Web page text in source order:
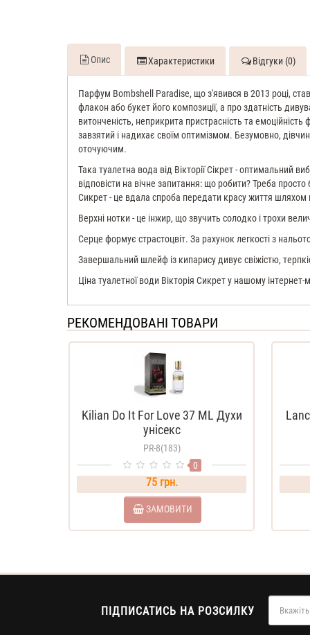
Опис Характеристики Відгуки (0)
Парфум Bombshell Paradise, що з'явився в 2013 році,
флакон або букет його композиції, а про здатність
витонченість, неприкрита пристрасність та
завзятий і надихає своїм оптимізмом. Безумовно,
оточуючим.
Така туалетна вода від Вікторії Сікрет - оптимальний
відповісти на вічне запитання: що робити? Треба
Сикрет - це вдала спроба передати красу життя шляхом
Верхні нотки - це інжир, що звучить солодко і трохи
Серце формує страстоцвіт. За рахунок легкості з
Завершальний шлейф із кипарису дивує свіжістю,
Ціна туалетної води Вікторія Сикрет у нашому
РЕКОМЕНДОВАНІ ТОВАРИ
Kilian Do It For Love 37 ML Духи
унісекс
PR-8(183)
0
75 грн.
ЗАМОВИТИ
ПІДПИСАТИСЬ НА РОЗСИЛКУ